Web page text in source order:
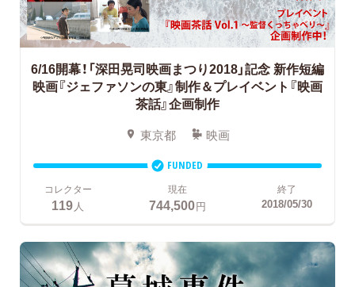
6/16開幕！「深田晃司映画まつり2018」記念 新作短編
映画『ジェファソンの東』制作＆プレイベント『映画
茶話』企画制作
東京都 映画
FUNDED
コレクター
119 人
現在
744,500円
終了
2018/05/30